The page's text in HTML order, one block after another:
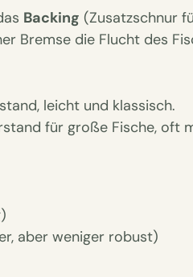
Backing (Zusatzschnur
Bremse die Flucht des
leicht und klassisch.
für große Fische, oft
aber weniger robust)